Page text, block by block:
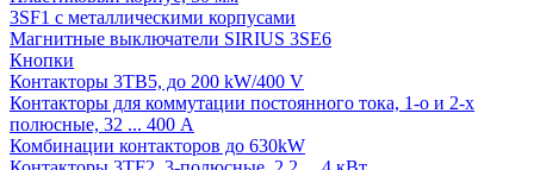
3SF1 с металлическими корпусами
Магнитные выключатели SIRIUS 3SE6
Кнопки
Контакторы 3TB5, до 200 kW/400 V
Контакторы для коммутации постоянного тока, 1-о и 2-х
полюсные, 32 ... 400 A
Комбинации контакторов до 630kW